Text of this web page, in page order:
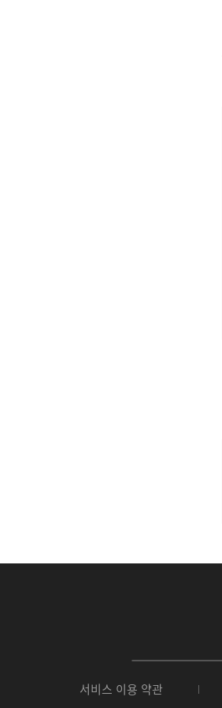
서비스 이용 약관